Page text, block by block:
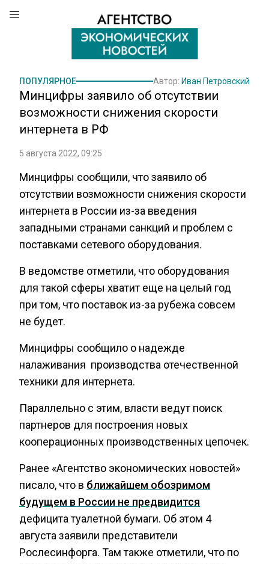
ПОПУЛЯРНОЕ Автор: Иван Петровский
Минцифры заявило об отсутствии
возможности снижения скорости
интернета в РФ
5 августа 2022, 09:25
Минцифры сообщили, что заявило об
отсутствии возможности снижения скорости
интернета в России из-за введения
западными странами санкций и проблем с
поставками сетевого оборудования.
В ведомстве отметили, что оборудования
для такой сферы хватит еще на целый год
при том, что поставок из-за рубежа совсем
не будет.
Минцифры сообщило о надежде
налаживания производства отечественной
техники для интернета.
Параллельно с этим, власти ведут поиск
партнеров для построения новых
кооперационных производственных цепочек.
Ранее «Агентство экономических новостей»
писало, что в ближайшем обозримом
будущем в России не предвидится
дефицита туалетной бумаги. Об этом 4
августа заявили представители
Рослесинфорга. Там также отметили, что по